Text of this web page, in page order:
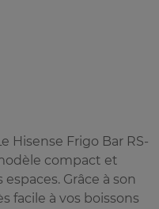
Hisense Frigo Bar RS-
compact et
Grâce à son
facile à vos boissons